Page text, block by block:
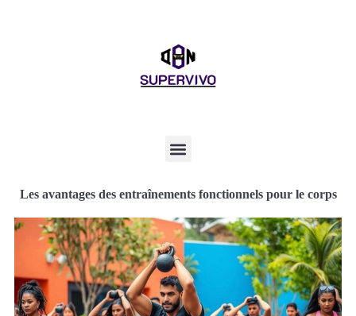
Les avantages des entraînements fonctionnels pour le corps